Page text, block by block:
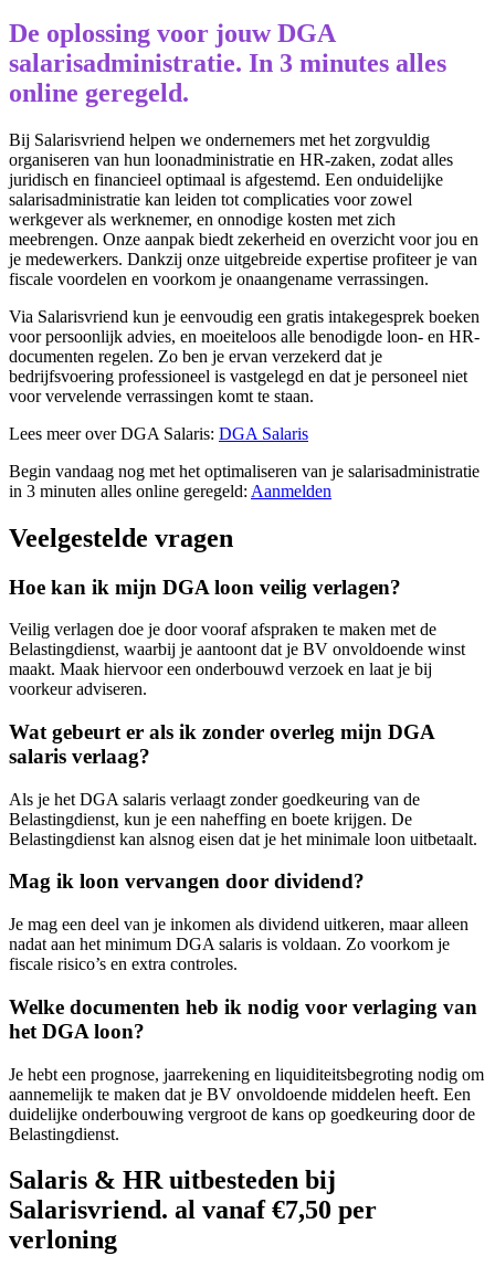
De oplossing voor jouw DGA
salarisadministratie. In 3 minutes alles
online geregeld.
Bij Salarisvriend helpen we ondernemers met het zorgvuldig
organiseren van hun loonadministratie en HR-zaken, zodat alles
juridisch en financieel optimaal is afgestemd. Een onduidelijke
salarisadministratie kan leiden tot complicaties voor zowel
werkgever als werknemer, en onnodige kosten met zich
meebrengen. Onze aanpak biedt zekerheid en overzicht voor jou en
je medewerkers. Dankzij onze uitgebreide expertise profiteer je van
fiscale voordelen en voorkom je onaangename verrassingen.
Via Salarisvriend kun je eenvoudig een gratis intakegesprek boeken
voor persoonlijk advies, en moeiteloos alle benodigde loon- en HR-
documenten regelen. Zo ben je ervan verzekerd dat je
bedrijfsvoering professioneel is vastgelegd en dat je personeel niet
voor vervelende verrassingen komt te staan.
Lees meer over DGA Salaris: DGA Salaris
Begin vandaag nog met het optimaliseren van je salarisadministratie
in 3 minuten alles online geregeld: Aanmelden
Veelgestelde vragen
Hoe kan ik mijn DGA loon veilig verlagen?
Veilig verlagen doe je door vooraf afspraken te maken met de
Belastingdienst, waarbij je aantoont dat je BV onvoldoende winst
maakt. Maak hiervoor een onderbouwd verzoek en laat je bij
voorkeur adviseren.
Wat gebeurt er als ik zonder overleg mijn DGA
salaris verlaag?
Als je het DGA salaris verlaagt zonder goedkeuring van de
Belastingdienst, kun je een naheffing en boete krijgen. De
Belastingdienst kan alsnog eisen dat je het minimale loon uitbetaalt.
Mag ik loon vervangen door dividend?
Je mag een deel van je inkomen als dividend uitkeren, maar alleen
nadat aan het minimum DGA salaris is voldaan. Zo voorkom je
fiscale risico’s en extra controles.
Welke documenten heb ik nodig voor verlaging van
het DGA loon?
Je hebt een prognose, jaarrekening en liquiditeitsbegroting nodig om
aannemelijk te maken dat je BV onvoldoende middelen heeft. Een
duidelijke onderbouwing vergroot de kans op goedkeuring door de
Belastingdienst.
Salaris & HR uitbesteden bij
Salarisvriend. al vanaf €7,50 per
verloning